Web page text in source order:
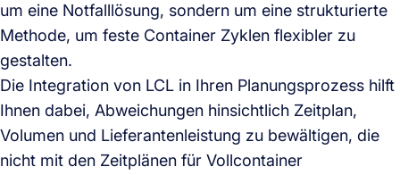
um eine Notfalllösung, sondern um eine strukturierte
Methode, um feste Container Zyklen flexibler zu
gestalten.
Die Integration von LCL in Ihren Planungsprozess hilft
Ihnen dabei, Abweichungen hinsichtlich Zeitplan,
Volumen und Lieferantenleistung zu bewältigen, die
nicht mit den Zeitplänen für Vollcontainer